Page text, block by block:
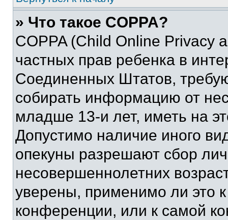
» Что такое COPPA?
COPPA (Child Online Privacy
частных прав ребенка в
Соединенных Штатов,
собирать информацию от
младше 13-и лет, иметь на
Допустимо наличие иного
опекуны разрешают сбор
несовершеннолетних
уверены, применимо ли это
конференции, или к самой